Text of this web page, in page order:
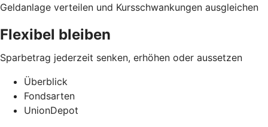
Geldanlage verteilen und Kursschwankungen ausgleichen
Flexibel bleiben
Sparbetrag jederzeit senken, erhöhen oder aussetzen
Überblick
Fondsarten
UnionDepot